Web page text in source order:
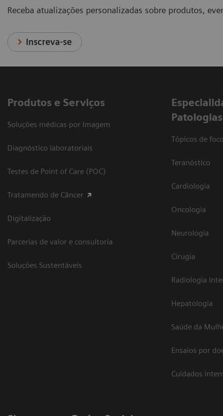
Receba atualizações personalizadas sobre produtos,
Inscreva-se
Produtos e Serviços
Soluções médicas por Imagem
Diagnóstico laboratoriais
Testes de Point of Care (POC)
Tratamendo de Câncer
Digitalização
Parcerias de valor e consultoria
Soluções Sustentáveis
Patologias
Tópicos de
Teranóstico
Cardiologia
Oncologia
Neurologia
Cirugia
Radiologia
Hepatologia
Saúde da
Ensaios por
Cuidados